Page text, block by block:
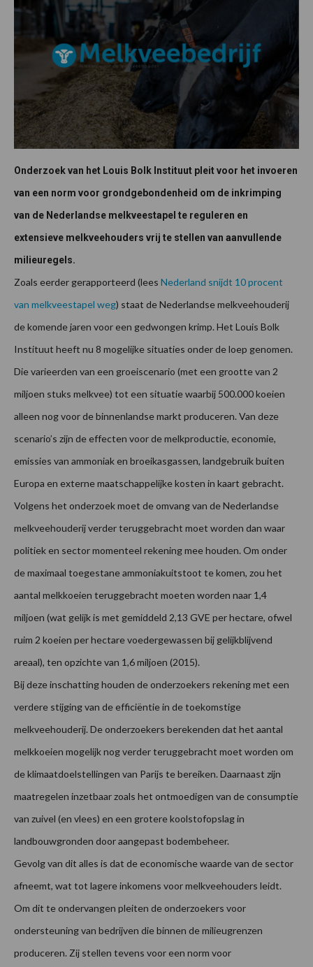
Onderzoek van het Louis Bolk Instituut pleit voor het invoeren
van een norm voor grondgebondenheid om de inkrimping
van de Nederlandse melkveestapel te reguleren en
extensieve melkveehouders vrij te stellen van aanvullende
milieuregels.
Zoals eerder gerapporteerd (lees Nederland snijdt 10 procent
van melkveestapel weg) staat de Nederlandse melkveehouderij
de komende jaren voor een gedwongen krimp. Het Louis Bolk
Instituut heeft nu 8 mogelijke situaties onder de loep genomen.
Die varieerden van een groeiscenario (met een grootte van 2
miljoen stuks melkvee) tot een situatie waarbij 500.000 koeien
alleen nog voor de binnenlandse markt produceren. Van deze
scenario’s zijn de effecten voor de melkproductie, economie,
emissies van ammoniak en broeikasgassen, landgebruik buiten
Europa en externe maatschappelijke kosten in kaart gebracht.
Volgens het onderzoek moet de omvang van de Nederlandse
melkveehouderij verder teruggebracht moet worden dan waar
politiek en sector momenteel rekening mee houden. Om onder
de maximaal toegestane ammoniakuitstoot te komen, zou het
aantal melkkoeien teruggebracht moeten worden naar 1,4
miljoen (wat gelijk is met gemiddeld 2,13 GVE per hectare, ofwel
ruim 2 koeien per hectare voedergewassen bij gelijkblijvend
areaal), ten opzichte van 1,6 miljoen (2015).
Bij deze inschatting houden de onderzoekers rekening met een
verdere stijging van de efficiëntie in de toekomstige
melkveehouderij. De onderzoekers berekenden dat het aantal
melkkoeien mogelijk nog verder teruggebracht moet worden om
de klimaatdoelstellingen van Parijs te bereiken. Daarnaast zijn
maatregelen inzetbaar zoals het ontmoedigen van de consumptie
van zuivel (en vlees) en een grotere koolstofopslag in
landbouwgronden door aangepast bodembeheer.
Gevolg van dit alles is dat de economische waarde van de sector
afneemt, wat tot lagere inkomens voor melkveehouders leidt.
Om dit te ondervangen pleiten de onderzoekers voor
ondersteuning van bedrijven die binnen de milieugrenzen
produceren. Zij stellen tevens voor een norm voor